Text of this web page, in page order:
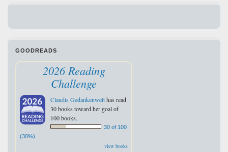
GOODREADS
2026 Reading
Challenge
Claudis Gedankenwelthas read
30 books toward her goal of
100 books.
30 of 100
(30%)
view books